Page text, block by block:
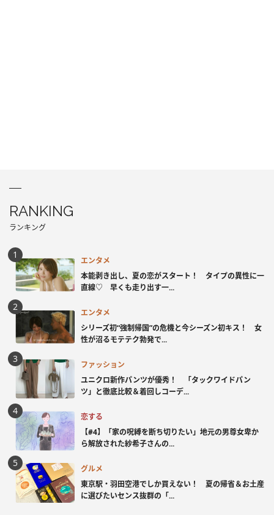
RANKING
ランキング
エンタメ
本能剥き出し、夏の恋がスタート！ タイプの異性に一
直線♡ 早くも走り出す一...
エンタメ
シリーズ初“強制帰国”の危機と今シーズン初キス！ 女
性が沼るモテテク勃発で...
ファッション
ユニクロ新作パンツが優秀！ 「タックワイドパン
ツ」と徹底比較＆着回しコーデ...
恋する
【#4】「家の呪縛を断ち切りたい」地元の男尊女卑か
ら解放された紗希子さんの...
グルメ
東京駅・羽田空港でしか買えない！ 夏の帰省＆お土産
に選びたいセンス抜群の「...